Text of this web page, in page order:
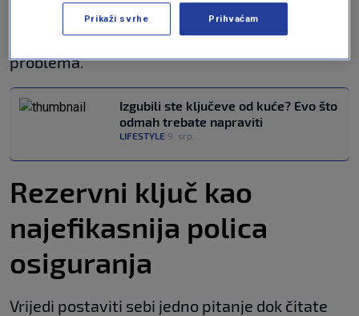
obližnje benzinske crpke. Sigurna okolina
uvijek dolazi prije tehničkog rješavanja
problema.
Izgubili ste ključeve od kuće? Evo što
odmah trebate napraviti
LIFESTYLE 9. srp.
Rezervni ključ kao
najefikasnija polica
osiguranja
Vrijedi postaviti sebi jedno pitanje dok čitate
Prikaži svrhe Prihvaćam